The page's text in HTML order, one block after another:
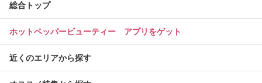
総合トップ
ホットペッパービューティー アプリをゲット
近くのエリアから探す